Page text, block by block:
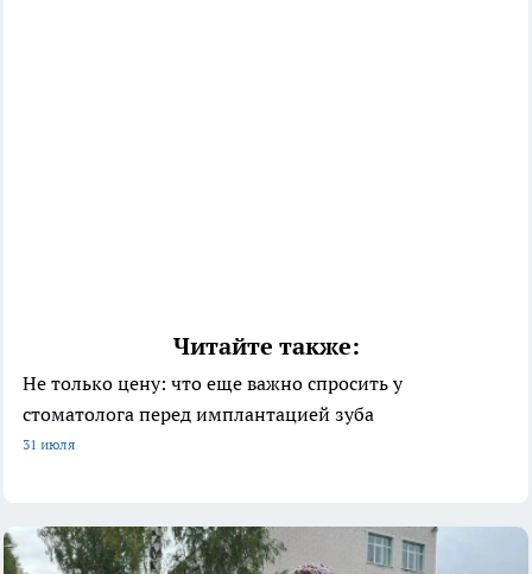
Читайте также:
Не только цену: что еще важно спросить у
стоматолога перед имплантацией зуба
31 июля